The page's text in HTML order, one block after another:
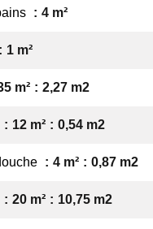
4 m²
1 m²
m² 2,27 m2
12 m² 0,54 m2
4 m² 0,87 m2
20 m² 10,75 m2